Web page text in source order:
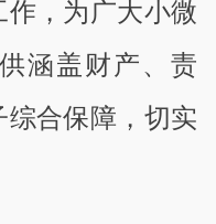
，为广大小微
涵盖财产、责
合保障，切实